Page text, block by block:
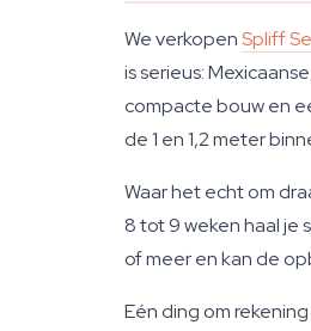
We verkopenSpliff
is serieus:
compacte bouw en
de 1 en 1,2 meter
Waar het echt om
8 tot 9 weken haal je
of meer en kan de
Eén ding om